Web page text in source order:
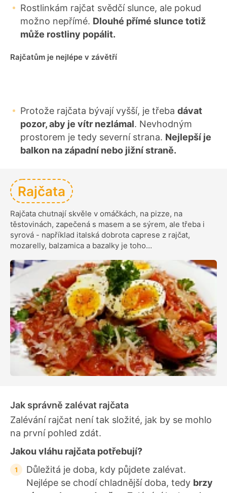
Rostlinkám rajčat svědčí slunce, ale pokud
možno nepřímé. Dlouhé přímé slunce totiž
může rostliny popálit.
Rajčatům je nejlépe v závětří
Protože rajčata bývají vyšší, je třeba dávat
pozor, aby je vítr nezlámal. Nevhodným
prostorem je tedy severní strana. Nejlepší je
balkon na západní nebo jižní straně.
Rajčata
Rajčata chutnají skvěle v omáčkách, na pizze, na
těstovinách, zapečená s masem a se sýrem, ale třeba i
syrová - například italská dobrota caprese z rajčat,
mozarelly, balzamica a bazalky je toho…
Jak správně zalévat rajčata
Zalévání rajčat není tak složité, jak by se mohlo
na první pohled zdát.
Jakou vláhu rajčata potřebují?
Důležitá je doba, kdy půjdete zalévat.
Nejlépe se chodí chladnější doba, tedy brzy